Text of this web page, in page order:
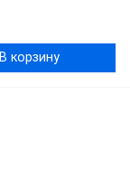
В корзину